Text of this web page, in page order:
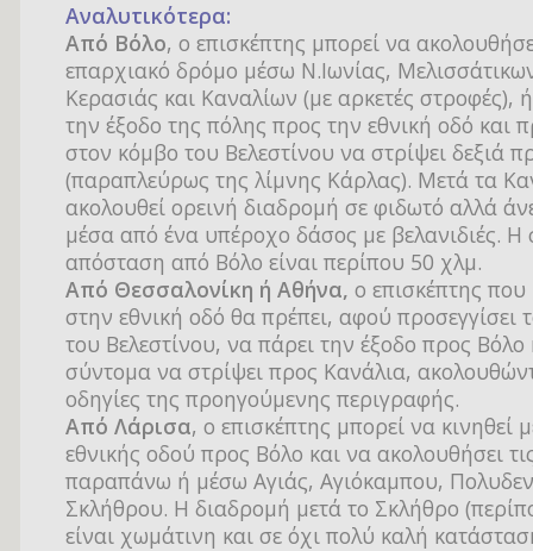
Αναλυτικότερα:
Από Βόλο, ο επισκέπτης μπορεί να
επαρχιακό δρόμο μέσω Ν.Ιωνίας,
Κερασιάς και Καναλίων (με αρκετές στροφές),
την έξοδο της πόλης προς την εθνική οδό και
στον κόμβο του Βελεστίνου να στρίψει δεξιά
(παραπλεύρως της λίμνης Κάρλας). Μετά τα
ακολουθεί ορεινή διαδρομή σε φιδωτό αλλά
μέσα από ένα υπέροχο δάσος με βελανιδιές. Η
απόσταση από Βόλο είναι περίπου 50 χλμ.
Από Θεσσαλονίκη ή Αθήνα, ο επισκέπτης που
στην εθνική οδό θα πρέπει, αφού προσεγγίσει
του Βελεστίνου, να πάρει την έξοδο προς Βόλο
σύντομα να στρίψει προς Κανάλια,
οδηγίες της προηγούμενης περιγραφής.
Από Λάρισα, ο επισκέπτης μπορεί να κινηθεί
εθνικής οδού προς Βόλο και να ακολουθήσει
παραπάνω ή μέσω Αγιάς, Αγιόκαμπου,
Σκλήθρου. Η διαδρομή μετά το Σκλήθρο
είναι χωμάτινη και σε όχι πολύ καλή